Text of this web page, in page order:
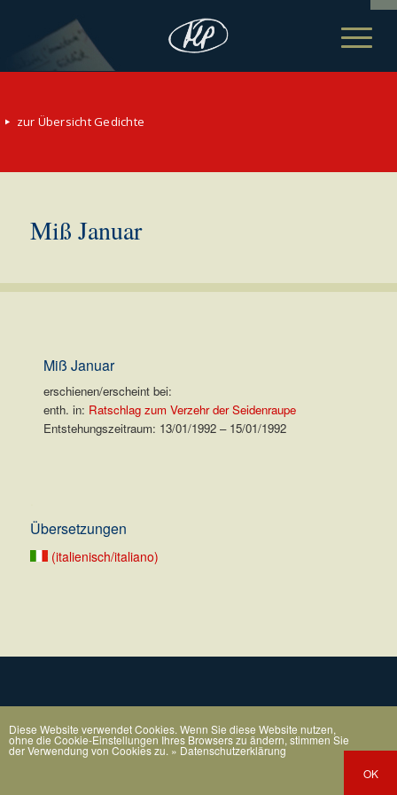
zur Übersicht Gedichte
Miß Januar
Miß Januar
erschienen/erscheint bei:
enth. in: Ratschlag zum Verzehr der Seidenraupe
Entstehungszeitraum: 13/01/1992 – 15/01/1992
Übersetzungen
(italienisch/italiano)
Diese Website verwendet Cookies. Wenn Sie diese Website nutzen,
ohne die Cookie-Einstellungen Ihres Browsers zu ändern, stimmen Sie
der Verwendung von Cookies zu. » Datenschutzerklärung
OK